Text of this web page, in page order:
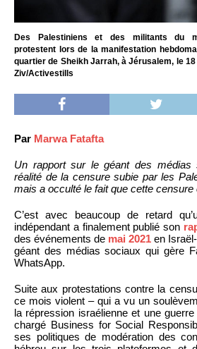
Des Palestiniens et des militants du
protestent lors de la manifestation
quartier de Sheikh Jarrah, à Jérusalem, le
Ziv/Activestills
Par Marwa Fatafta
Un rapport sur le géant des médias
réalité de la censure subie par les
mais a occulté le fait que cette censure
C’est avec beaucoup de retard
indépendant a finalement publié son
des événements de mai 2021 en
géant des médias sociaux qui gère
WhatsApp.
Suite aux protestations contre la
ce mois violent – qui a vu un
la répression israélienne et une
chargé Business for Social
ses politiques de modération des